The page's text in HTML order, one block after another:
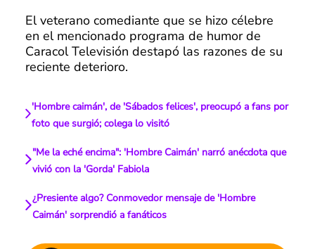
El veterano comediante que se hizo célebre
en el mencionado programa de humor de
Caracol Televisión destapó las razones de su
reciente deterioro.
'Hombre caimán', de 'Sábados felices', preocupó a fans por
foto que surgió; colega lo visitó
"Me la eché encima": 'Hombre Caimán' narró anécdota que
vivió con la 'Gorda' Fabiola
¿Presiente algo? Conmovedor mensaje de 'Hombre
Caimán' sorprendió a fanáticos